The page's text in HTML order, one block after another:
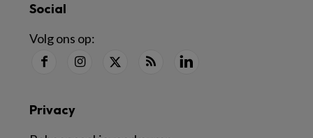
Social
Volg ons op:
Privacy